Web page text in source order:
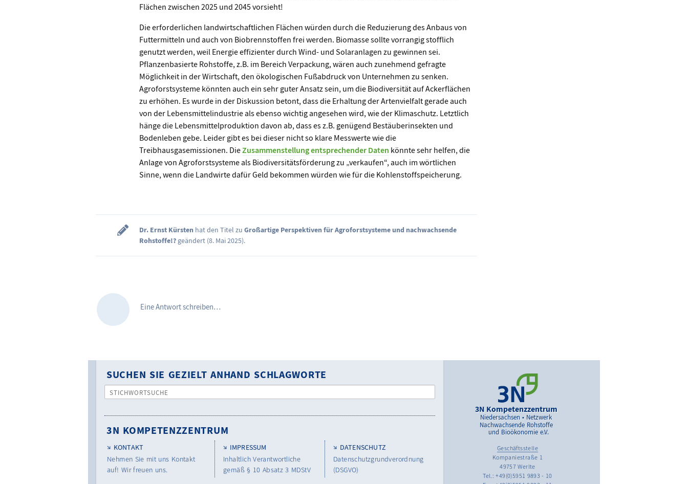
Flächen zwischen 2025 und 2045 vorsieht!
Die erforderlichen landwirtschaftlichen Flächen würden durch die Reduzierung des Anbaus von
Futtermitteln und auch von Biobrennstoffen frei werden. Biomasse sollte vorrangig stofflich
genutzt werden, weil Energie effizienter durch Wind- und Solaranlagen zu gewinnen sei.
Pflanzenbasierte Rohstoffe, z.B. im Bereich Verpackung, wären auch zunehmend gefragte
Möglichkeit in der Wirtschaft, den ökologischen Fußabdruck von Unternehmen zu senken.
Agroforstsysteme könnten auch ein sehr guter Ansatz sein, um die Biodiversität auf Ackerflächen
zu erhöhen. Es wurde in der Diskussion betont, dass die Erhaltung der Artenvielfalt gerade auch
von der Lebensmittelindustrie als ebenso wichtig angesehen wird, wie der Klimaschutz. Letztlich
hänge die Lebensmittelproduktion davon ab, dass es z.B. genügend Bestäuberinsekten und
Bodenleben gebe. Leider gibt es bei dieser nicht so klare Messwerte wie die
Treibhausgasemissionen. DieZusammenstellung entsprechender Daten könnte sehr helfen, die
Anlage von Agroforstsysteme als Biodiversitätsförderung zu „verkaufen“, auch im wörtlichen
Sinne, wenn die Landwirte dafür Geld bekommen würden wie für die Kohlenstoffspeicherung.
Dr. Ernst Kürsten hat den Titel zu Großartige Perspektiven für Agroforstsysteme und nachwachsende
Rohstoffe!? geändert (8. Mai 2025).
Eine Antwort schreiben…
SUCHEN SIE GEZIELT ANHAND SCHLAGWORTE
STICHWORTSUCHE
3N KOMPETENZZENTRUM
KONTAKT
Nehmen Sie mit uns Kontakt
auf! Wir freuen uns.
IMPRESSUM
Inhaltlich Verantwortliche
gemäß § 10 Absatz 3 MDStV
DATENSCHUTZ
Datenschutzgrundverordnung
(DSGVO)
3N Kompetenzzentrum
Niedersachsen • Netzwerk
Nachwachsende Rohstoffe
und Bioökonomie e.V.
Geschäftsstelle
Kompaniestraße 1
49757 Werlte
Tel.: +49(0)5951 9893 - 10